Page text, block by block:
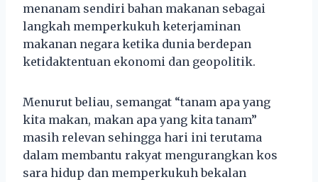
menanam sendiri bahan makanan sebagai
langkah memperkukuh keterjaminan
makanan negara ketika dunia berdepan
ketidaktentuan ekonomi dan geopolitik.
Menurut beliau, semangat “tanam apa yang
kita makan, makan apa yang kita tanam”
masih relevan sehingga hari ini terutama
dalam membantu rakyat mengurangkan kos
sara hidup dan memperkukuh bekalan